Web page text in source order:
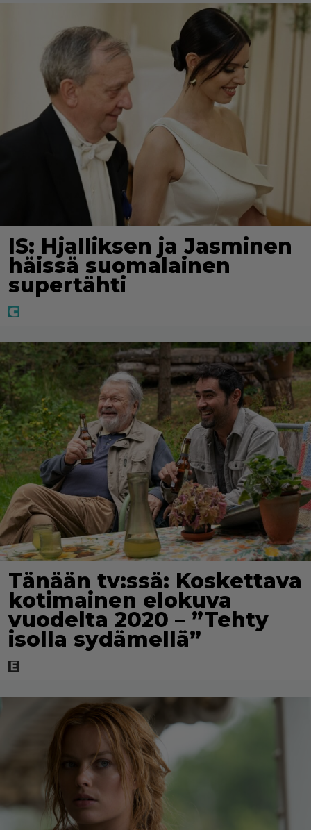
IS: Hjalliksen ja Jasminen
häissä suomalainen
supertähti
Tänään tv:ssä: Koskettava
kotimainen elokuva
vuodelta 2020 – ”Tehty
isolla sydämellä”